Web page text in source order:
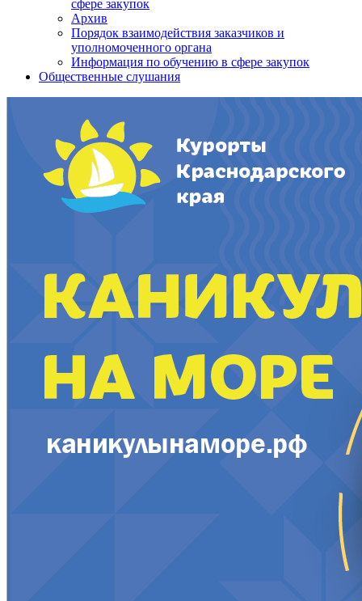
сфере закупок
Архив
Порядок взаимодействия заказчиков и
уполномоченного органа
Информация по обучению в сфере закупок
Общественные слушания